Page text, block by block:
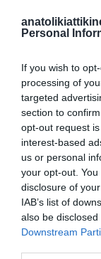
Personal
If you wish to
processing of
targeted
section to
opt-out request
interest-based
us or personal
your opt-out.
disclosure of
IAB’s list of
also be
Downstream
ΑΘΛΗΤΙΚΑ ΕΛΛΑΔΑ